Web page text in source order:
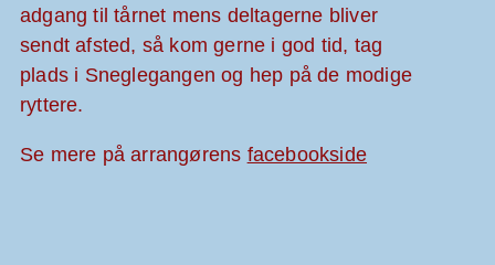
adgang til tårnet mens deltagerne bliver
sendt afsted, så kom gerne i god tid, tag
plads i Sneglegangen og hep på de modige
ryttere.
Se mere på arrangørens facebookside